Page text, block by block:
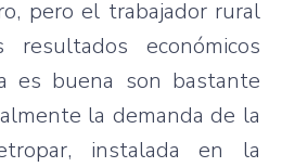
, pero el trabajadorrural
resultados
económicos
es buena son bastante
la demanda de la
, instalada en la